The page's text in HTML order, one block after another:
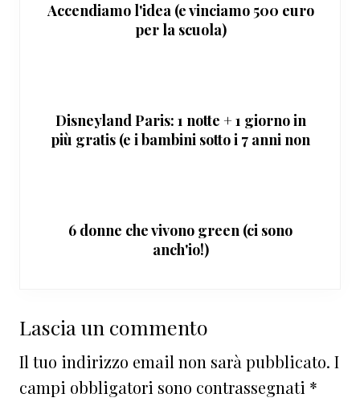
Accendiamo l'idea (e vinciamo 500 euro
per la scuola)
Disneyland Paris: 1 notte + 1 giorno in
più gratis (e i bambini sotto i 7 anni non
6 donne che vivono green (ci sono
anch'io!)
Interazioni
del
lettore
Lascia un commento
Il tuo indirizzo email non sarà pubblicato. I
campi obbligatori sono contrassegnati *